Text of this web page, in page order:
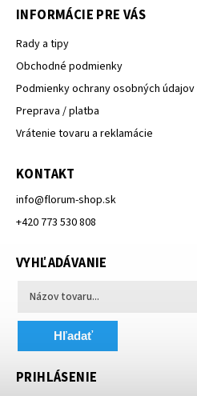
INFORMÁCIE PRE VÁS
Rady a tipy
Obchodné podmienky
Podmienky ochrany osobných údajov
Preprava / platba
Vrátenie tovaru a reklamácie
KONTAKT
info@florum-shop.sk
+420 773 530 808
VYHĽADÁVANIE
Hľadať
PRIHLÁSENIE